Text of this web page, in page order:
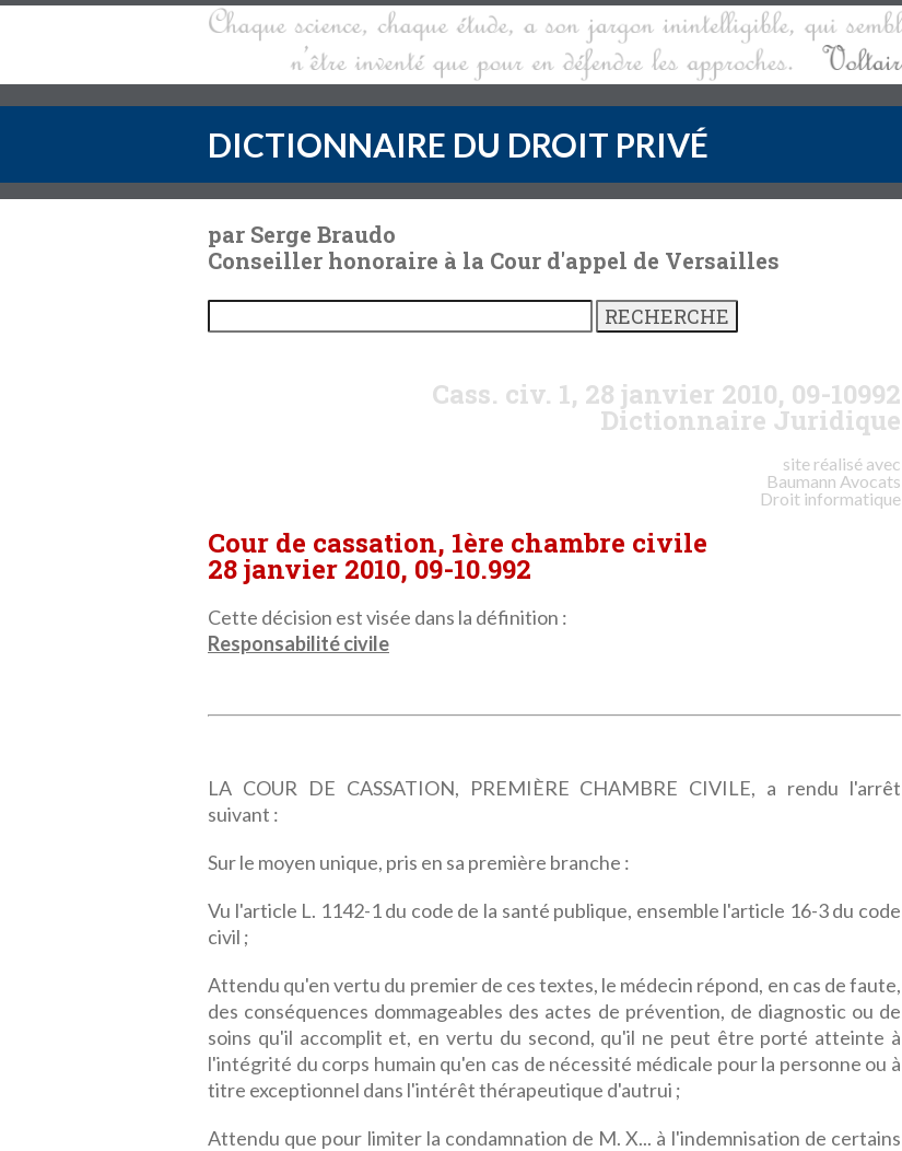
DICTIONNAIRE DU DROIT PRIVÉ
par Serge Braudo
Conseiller honoraire à la Cour d'appel de Versailles
Cass. civ. 1, 28 janvier 2010, 09-10992
Dictionnaire Juridique
site réalisé avec
Baumann Avocats
Droit informatique
Cour de cassation, 1ère chambre civile
28 janvier 2010, 09-10.992
Cette décision est visée dans la définition :
Responsabilité civile
LA COUR DE CASSATION, PREMIÈRE CHAMBRE CIVILE, a rendu l'arrêt
suivant :
Sur le moyen unique, pris en sa première branche :
Vu l'article L. 1142-1 du code de la santé publique, ensemble l'article 16-3 du code
civil ;
Attendu qu'en vertu du premier de ces textes, le médecin répond, en cas de faute,
des conséquences dommageables des actes de prévention, de diagnostic ou de
soins qu'il accomplit et, en vertu du second, qu'il ne peut être porté atteinte à
l'intégrité du corps humain qu'en cas de nécessité médicale pour la personne ou à
titre exceptionnel dans l'intérêt thérapeutique d'autrui ;
Attendu que pour limiter la condamnation de M. X... à l'indemnisation de certains